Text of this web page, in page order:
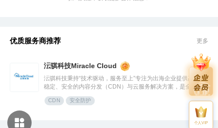
优质服务商推荐 更多
沄骐科技Miracle Cloud
沄骐科技秉持“技术驱动，服务至上”专注为出海企业提供高效、
稳定、安全的内容分发（CDN）与云服务解决方案，是全球边
缘云领导者Fastly中国区首个合作伙伴。团队由业内资深专家组
成，拥有大规模分布式架构服务经验，提供全流程技术支持与定
制化方案，曾服务腾讯、快手、网易、Temu、米哈游、华为等
CDN 安全防护
个人VIP